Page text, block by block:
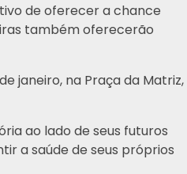
de oferecer a chance
também oferecerão
janeiro, na Praça da Matriz,
ao lado de seus futuros
a saúde de seus próprios